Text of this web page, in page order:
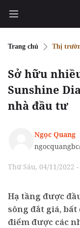
Trang chủ Thị
Sở hữu
Sunshine
nhà đầu tư
Ngọc Quang
Thứ Sáu, 04/11/2022 -
Hạ tầng được
sông đắt giá,
điểm được các